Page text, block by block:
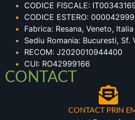
CODICE FISCALE:
CODICE ESTERO:
Fabrica: Resana, Veneto, Italia
Sediu Romania: Bucuresti, Sf.
RECOM: J2020010944400
CUI: RO42999166
CONTACT
CONTACT PRIN